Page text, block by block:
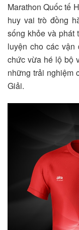
Marathon Quốc tế
huy vai trò đồng
sống khỏe và phát
luyện cho các vận
chức vừa hé lộ bộ
những trải nghiệm
Giải.